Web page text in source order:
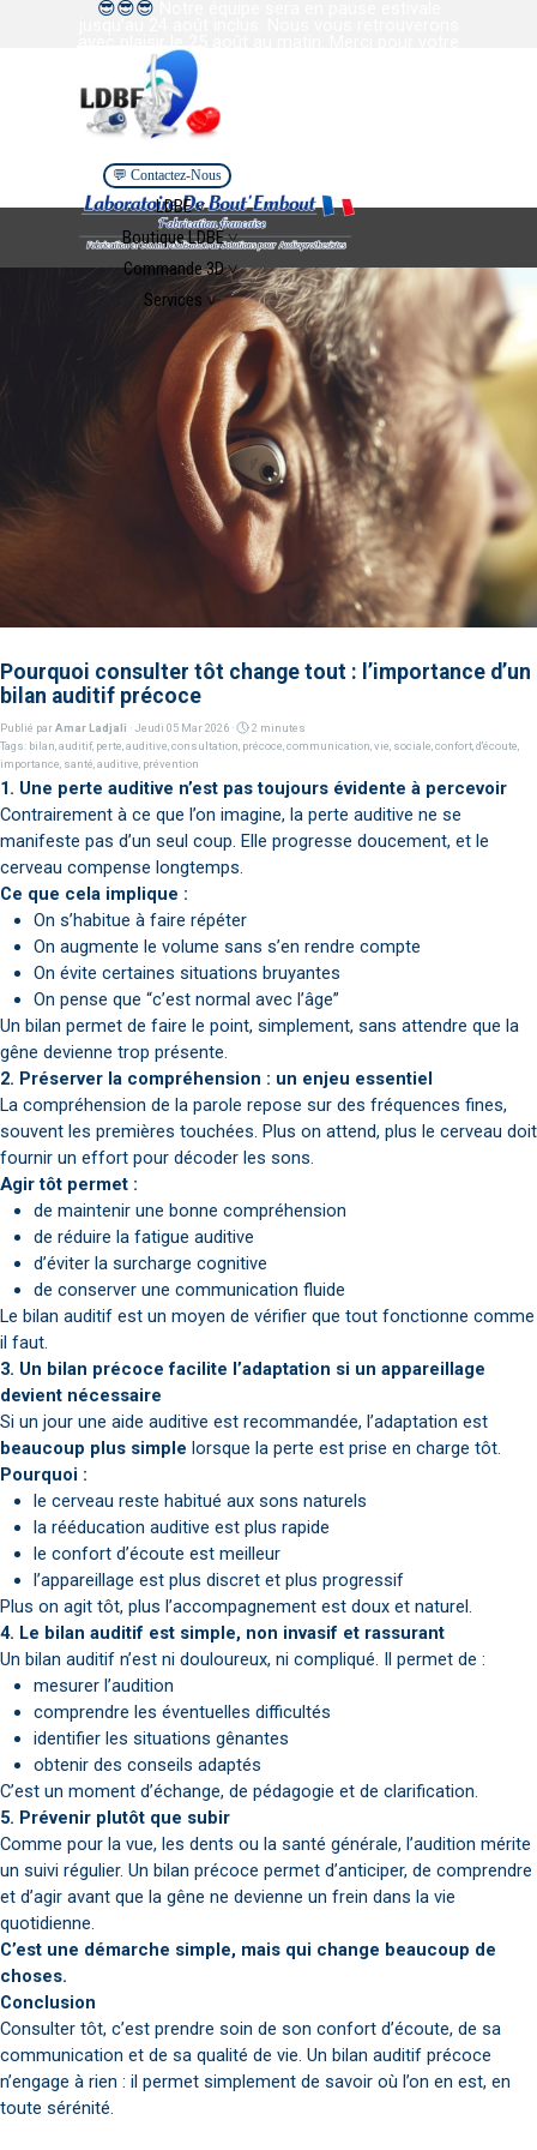
Aller au contenu
😎😎😎
confiance et votre collaboration. Bel été à tous.
💬 Contactez-Nous
Sauter le menu
LDBE ˅
▼
Boutique LDBE ˅
▼
Commande 3D ˅
▼
Services ˅
▼
Pourquoi consulter tôt change tout : l’importance d’un
bilan auditif précoce
Publié parAmar Ladjali · Jeudi 05 Mar 2026 ·
2 minutes
Tags: bilan auditif perte auditive consultation précoce communication vie sociale confort d'écoute
importance santé auditive prévention
1. Une perte auditive n’est pas toujours évidente à percevoir
Contrairement à ce que l’on imagine, la perte auditive ne se
manifeste pas d’un seul coup. Elle progresse doucement, et le
cerveau compense longtemps.
Ce que cela implique :
On s’habitue à faire répéter
On augmente le volume sans s’en rendre compte
On évite certaines situations bruyantes
On pense que “c’est normal avec l’âge”
Un bilan permet de faire le point, simplement, sans attendre que la
gêne devienne trop présente.
2. Préserver la compréhension : un enjeu essentiel
La compréhension de la parole repose sur des fréquences fines,
souvent les premières touchées. Plus on attend, plus le cerveau doit
fournir un effort pour décoder les sons.
Agir tôt permet :
de maintenir une bonne compréhension
de réduire la fatigue auditive
d’éviter la surcharge cognitive
de conserver une communication fluide
Le bilan auditif est un moyen de vérifier que tout fonctionne comme
il faut.
3. Un bilan précoce facilite l’adaptation si un appareillage
devient nécessaire
Si un jour une aide auditive est recommandée, l’adaptation est
beaucoup plus simple lorsque la perte est prise en charge tôt.
Pourquoi :
le cerveau reste habitué aux sons naturels
la rééducation auditive est plus rapide
le confort d’écoute est meilleur
l’appareillage est plus discret et plus progressif
Plus on agit tôt, plus l’accompagnement est doux et naturel.
4. Le bilan auditif est simple, non invasif et rassurant
Un bilan auditif n’est ni douloureux, ni compliqué. Il permet de :
mesurer l’audition
comprendre les éventuelles difficultés
identifier les situations gênantes
obtenir des conseils adaptés
C’est un moment d’échange, de pédagogie et de clarification.
5. Prévenir plutôt que subir
Comme pour la vue, les dents ou la santé générale, l’audition mérite
un suivi régulier. Un bilan précoce permet d’anticiper, de comprendre
et d’agir avant que la gêne ne devienne un frein dans la vie
quotidienne.
C’est une démarche simple, mais qui change beaucoup de
choses.
Conclusion
Consulter tôt, c’est prendre soin de son confort d’écoute, de sa
communication et de sa qualité de vie. Un bilan auditif précoce
n’engage à rien : il permet simplement de savoir où l’on en est, en
toute sérénité.